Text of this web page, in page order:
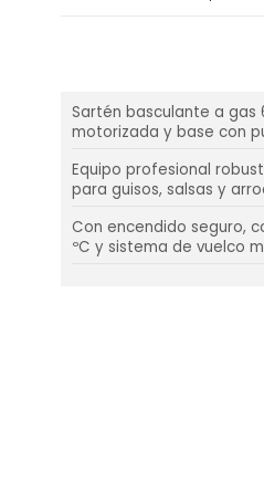
Sartén basculante a gas
motorizada y base con
Equipo profesional
para guisos, salsas y
Con encendido seguro,
ºC y sistema de vuelco